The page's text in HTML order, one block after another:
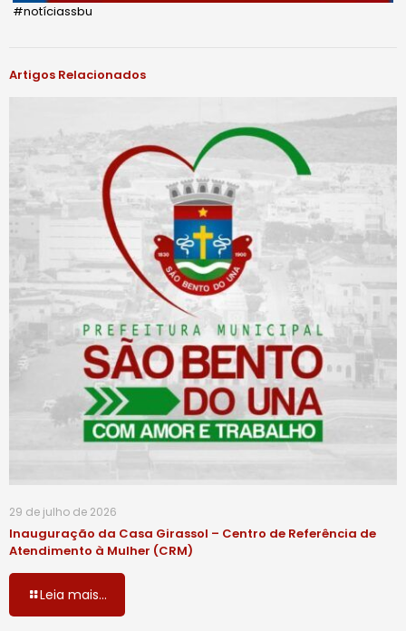
#notíciassbu
Artigos Relacionados
29 de julho de 2026
Inauguração da Casa Girassol – Centro de Referência de
Atendimento à Mulher (CRM)
Leia mais...